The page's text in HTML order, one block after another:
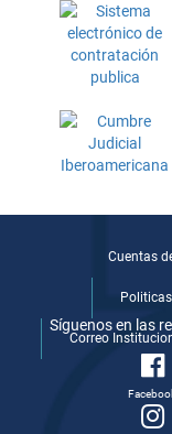
Cuentas
Correo
Síguenos en las